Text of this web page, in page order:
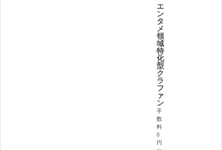
エ
ン
タ
メ
領
域
特
化
型
ク
ラ
フ
ァ
ン
手
数
料
0
円